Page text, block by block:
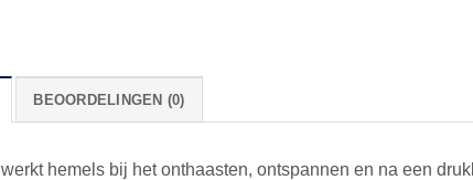
BEOORDELINGEN (0)
werkt hemels bij het onthaasten, ontspannen en na een